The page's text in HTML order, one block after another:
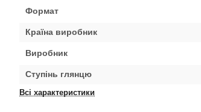
Формат
Країна виробник
Виробник
Ступінь глянцю
Всі характеристики